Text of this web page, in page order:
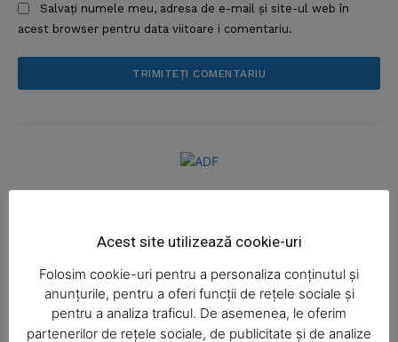
Salvați numele meu, adresa de e-mail și site-ul web în
acest browser pentru data viitoare i comentariu.
Acest site utilizează cookie-uri
Folosim cookie-uri pentru a personaliza conținutul și
anunțurile, pentru a oferi funcții de rețele sociale și
pentru a analiza traficul. De asemenea, le oferim
partenerilor de rețele sociale, de publicitate și de analize